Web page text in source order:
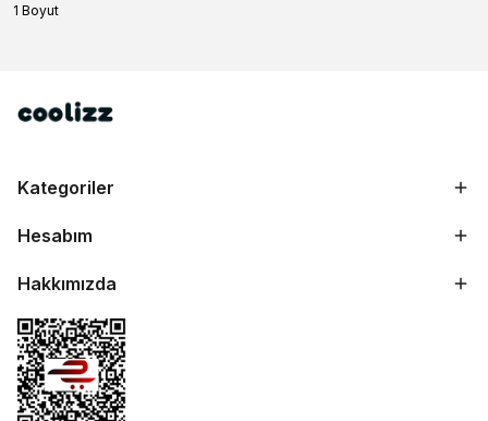
1 Boyut
Kategoriler
Hesabım
Hakkımızda